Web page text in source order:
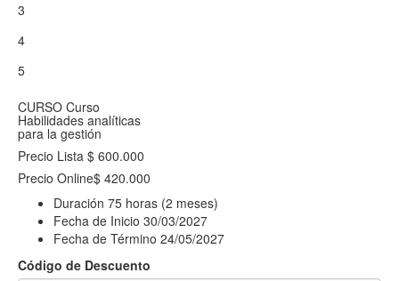
3
4
5
CURSO Curso
Habilidades analíticas
para la gestión
Precio Lista $ 600.000
Precio Online$ 420.000
Duración 75 horas (2 meses)
Fecha de Inicio 30/03/2027
Fecha de Término 24/05/2027
Código de Descuento